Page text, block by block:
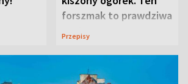
forszmak to prawdziwa
uczta
Przepisy